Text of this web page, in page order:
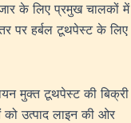
के लिए प्रमुख चालकों में
पर हर्बल टूथपेस्ट के लिए
मुक्त टूथपेस्ट की बिक्री
उत्पाद लाइन की ओर